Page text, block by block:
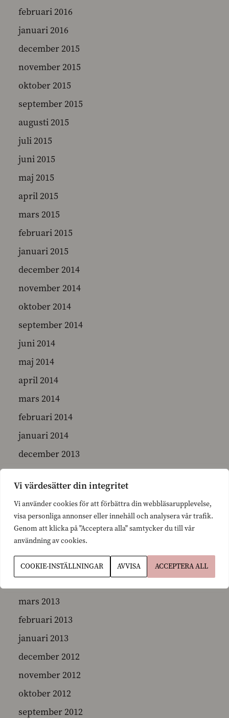
Vi värdesätter din integritet
Vi använder cookies för att förbättra din webbläsarupplevelse,
visa personliga annonser eller innehåll och analysera vår trafik.
Genom att klicka på "Acceptera alla" samtycker du till vår
användning av cookies.
COOKIE-INSTÄLLNINGAR AVVISA ACCEPTERA ALL
februari 2016
januari 2016
december 2015
november 2015
oktober 2015
september 2015
augusti 2015
juli 2015
juni 2015
maj 2015
april 2015
mars 2015
februari 2015
januari 2015
december 2014
november 2014
oktober 2014
september 2014
juni 2014
maj 2014
april 2014
mars 2014
februari 2014
januari 2014
december 2013
november 2013
oktober 2013
september 2013
augusti 2013
juni 2013
maj 2013
mars 2013
februari 2013
januari 2013
december 2012
november 2012
oktober 2012
september 2012